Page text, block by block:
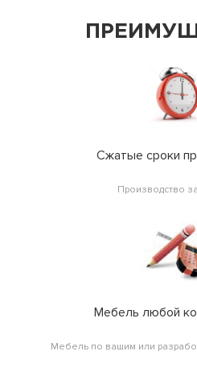
Сжатые сроки
Производство
Мебель любой
Мебель по вашим или